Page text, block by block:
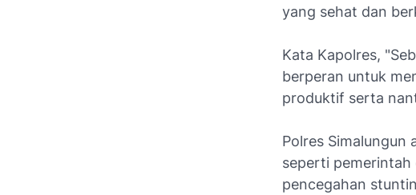
yang sehat dan
Kata Kapolres,
berperan untuk
produktif serta
Polres Simalungun
seperti pemerintah
pencegahan